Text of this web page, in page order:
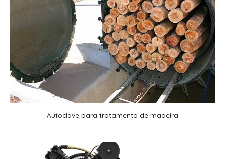
Autoclave para tratamento de madeira